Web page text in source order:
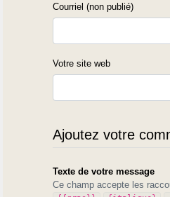
Courriel (non publié)
Votre site web
Ajoutez votre
Texte de votre message
Ce champ accepte les